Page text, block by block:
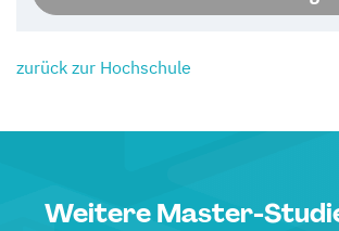
zurück zur Hochschule
Weitere Master-